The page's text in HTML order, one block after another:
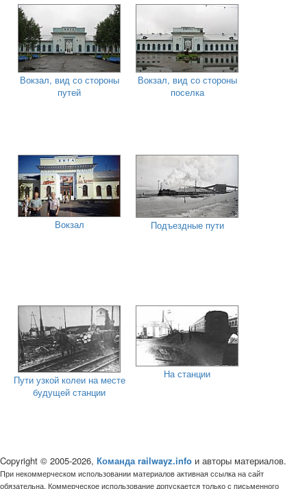
Вокзал, вид со стороны
путей
Вокзал, вид со стороны
поселка
Вокзал Подъездные пути
Пути узкой колеи на месте
будущей станции
На станции
Copyright © 2005-2026, Команда railwayz.info и авторы материалов.
При некоммерческом использовании материалов активная ссылка на сайт
обязательна. Коммерческое использование допускается только с письменного